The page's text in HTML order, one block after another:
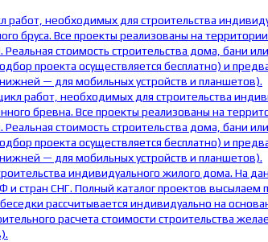
работ, необходимых для строительства
бруса. Все проекты реализованы на
стоимость строительства дома, бани
проекта осуществляется бесплатно) и
— для мобильных устройств и планшетов).
работ, необходимых для строительства
бревна. Все проекты реализованы на
стоимость строительства дома, бани
проекта осуществляется бесплатно) и
— для мобильных устройств и планшетов).
индивидуального жилого дома. На
стран СНГ. Полный каталог проектов высылаем
рассчитывается индивидуально на
расчета стоимости строительства